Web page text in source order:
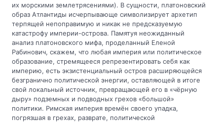
их морскими землетрясениями). В сущности, платоновский
образ Атлантиды исчерпывающе символизирует архетип
терпящей непоправимую и никак не предсказуемую
катастрофу империи-острова. Памятуя неожиданный
анализ платоновского мифа, проделанный Еленой
Рабинович, скажем, что любая империя или политическое
образование, стремящееся репрезентировать себя как
империю, есть экзистенциальный остров расширяющейся
безгранично политической энергии, оставляющей в итоге
свой локальный источник, превращающей его в «чёрную
дыру» подземных и подводных грехов «большой»
политики. Римская империя времён своего упадка,
погрязшая в грехах, разврате, политической